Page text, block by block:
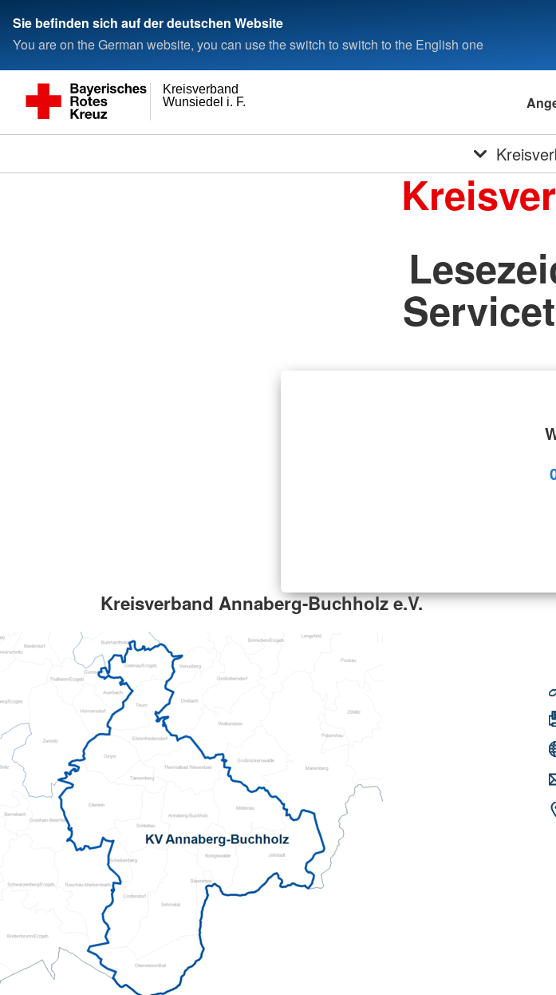
Sie befinden sich auf der deutschen Website
You are on the German website, you can use the switch to switch to the English one
Wunsiedel i. F.
Kreisverband
Kreisverband Annaberg-Buchholz e.V.